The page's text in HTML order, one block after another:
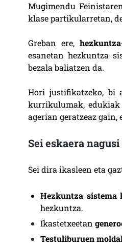
Mugimendu
klase partikularretan,
Greban ere,
esanetan hezkuntza
bezala baliatzen da.
Hori justifikatzeko, bi
kurrikulumak, edukiak
agerian geratzeaz
Sei eskaera
Sei dira ikasleen eta
Hezkuntza sistema
hezkuntza.
Ikastetxeetan
Testuliburuen